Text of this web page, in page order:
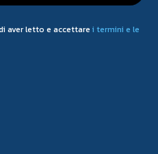
aver letto e accettare i termini e le